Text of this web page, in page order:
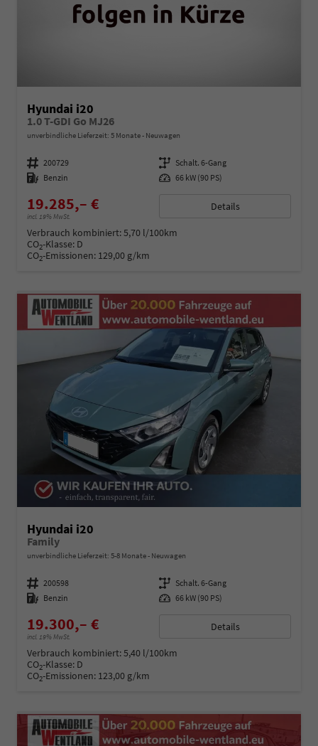
Hyundai i20
1.0 T-GDI Go MJ26
unverbindliche Lieferzeit: 5 Monate Neuwagen
Fahrzeugnummer 200729 Getriebe Schalt. 6-Gang
Kraftstoff Benzin Leistung 66 kW (90 PS)
19.285,– €
incl. 19% MwSt.
Details
Verbrauch kombiniert:5,70 l/100km
CO2-Klasse: D
CO2-Emissionen: 129,00 g/km
Hyundai i20
Family
unverbindliche Lieferzeit: 5-8 Monate Neuwagen
Fahrzeugnummer 200598 Getriebe Schalt. 6-Gang
Kraftstoff Benzin Leistung 66 kW (90 PS)
19.300,– €
incl. 19% MwSt.
Details
Verbrauch kombiniert:5,40 l/100km
CO2-Klasse: D
CO2-Emissionen: 123,00 g/km